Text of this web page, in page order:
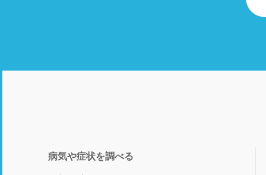
病気や症状を調べる